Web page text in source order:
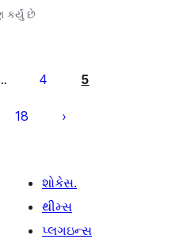
કર્યું છે
4 5
18
શોકેસ.
થીમ્સ
પ્લગઇન્સ